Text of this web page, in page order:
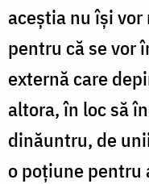
aceştia nu îşi
pentru că se vor
externă care
altora, în loc să
dinăuntru, de
o poțiune pentru